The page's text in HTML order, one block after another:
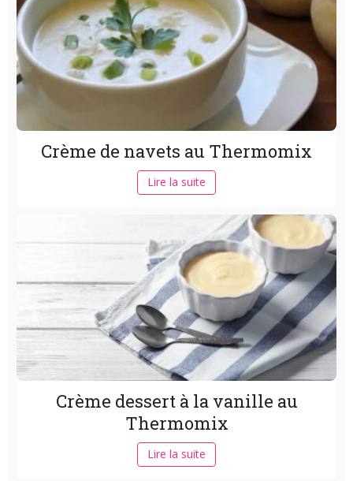
Crème de navets au Thermomix
Lire la suite
Crème dessert à la vanille au
Thermomix
Lire la suite